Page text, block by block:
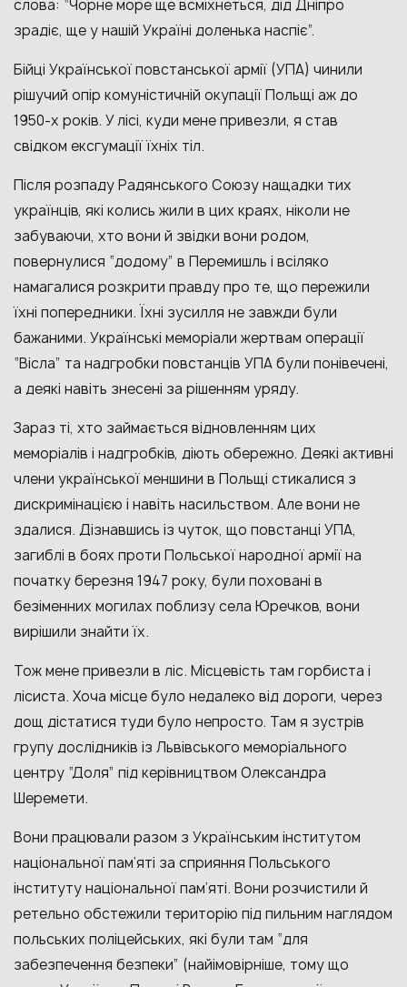
слова: “Чорне море ще всміхнеться, дід Дніпро
зрадіє, ще у нашій Україні доленька наспіє”.
Бійці Української повстанської армії (УПА) чинили
рішучий опір комуністичній окупації Польщі аж до
1950-х років. У лісі, куди мене привезли, я став
свідком ексгумації їхніх тіл.
Після розпаду Радянського Союзу нащадки тих
українців, які колись жили в цих краях, ніколи не
забуваючи, хто вони й звідки вони родом,
повернулися “додому” в Перемишль і всіляко
намагалися розкрити правду про те, що пережили
їхні попередники. Їхні зусилля не завжди були
бажаними. Українські меморіали жертвам операції
“Вісла” та надгробки повстанців УПА були понівечені,
а деякі навіть знесені за рішенням уряду.
Зараз ті, хто займається відновленням цих
меморіалів і надгробків, діють обережно. Деякі активні
члени української меншини в Польщі стикалися з
дискримінацією і навіть насильством. Але вони не
здалися. Дізнавшись із чуток, що повстанці УПА,
загиблі в боях проти Польської народної армії на
початку березня 1947 року, були поховані в
безіменних могилах поблизу села Юречков, вони
вирішили знайти їх.
Тож мене привезли в ліс. Місцевість там горбиста і
лісиста. Хоча місце було недалеко від дороги, через
дощ дістатися туди було непросто. Там я зустрів
групу дослідників із Львівського меморіального
центру “Доля” під керівництвом Олександра
Шеремети.
Вони працювали разом з Українським інститутом
національної пам’яті за сприяння Польського
інституту національної пам’яті. Вони розчистили й
ретельно обстежили територію під пильним наглядом
польських поліцейських, які були там “для
забезпечення безпеки” (найімовірніше, тому що